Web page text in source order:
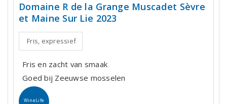
Domaine R de la Grange Muscadet Sèvre
et Maine Sur Lie 2023
Fris, expressief
Fris en zacht van smaak
Goed bij Zeeuwse mosselen
WineLife